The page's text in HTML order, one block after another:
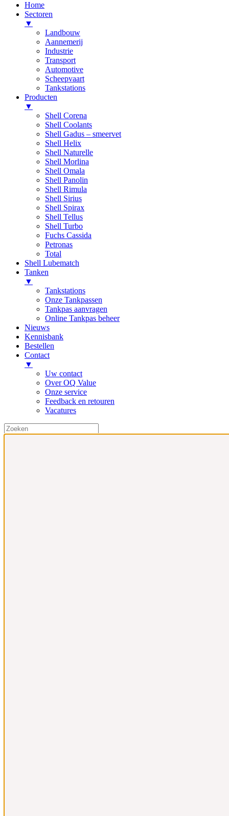
Home
Sectoren
▼
Landbouw
Aannemerij
Industrie
Transport
Automotive
Scheepvaart
Tankstations
Producten
▼
Shell Corena
Shell Coolants
Shell Gadus – smeervet
Shell Helix
Shell Naturelle
Shell Morlina
Shell Omala
Shell Panolin
Shell Rimula
Shell Sirius
Shell Spirax
Shell Tellus
Shell Turbo
Fuchs Cassida
Petronas
Total
Shell Lubematch
Tanken
▼
Tankstations
Onze Tankpassen
Tankpas aanvragen
Online Tankpas beheer
Nieuws
Kennisbank
Bestellen
Contact
▼
Uw contact
Over OQ Value
Onze service
Feedback en retouren
Vacatures